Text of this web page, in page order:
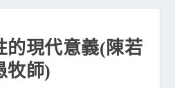
的現代意義(陳若
牧師)